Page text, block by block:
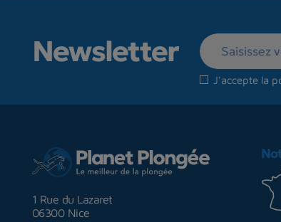
Newsletter
J'accepte la
1 Rue du Lazaret
06300 Nice